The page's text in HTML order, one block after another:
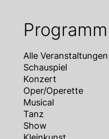
Programm
Alle Veranstaltungen
Schauspiel
Konzert
Oper/Operette
Musical
Tanz
Show